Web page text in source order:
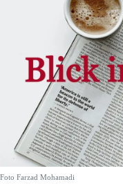
Foto Farzad Mohamadi